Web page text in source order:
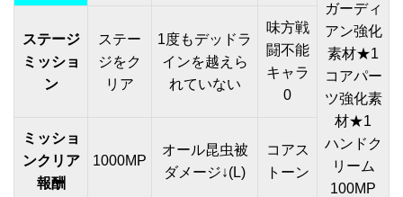
ガーディ
アン強化
素材★1
コアパー
ツ強化素
材★1
ハンドク
リーム
100MP
ステージ
ミッショ
ン
ステー
ジをク
リア
1度もデッドラ
インを越えら
れていない
味方戦
闘不能
キャラ
0
ミッショ
ンクリア
報酬
1000MP
オール昆虫被
ダメージ↓(L)
コアス
トーン